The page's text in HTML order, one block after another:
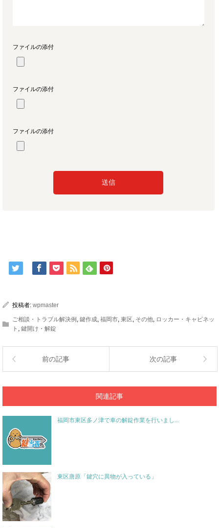
ファイルの添付
ファイルの添付
ファイルの添付
投稿者: wpmaster
ご相談・トラブル解決例, 鍵作成, 福岡市, 東区, その他, ロッカー・キャビネッ
ト , 鍵開け・解錠
前の記事 次の記事
関連記事
福岡市東区多ノ津で車の解錠作業を行いまし...
東区唐原「鍵穴に異物が入っている」